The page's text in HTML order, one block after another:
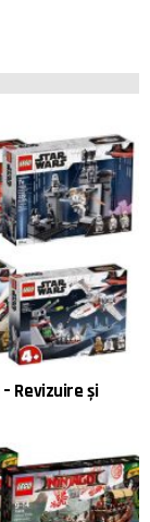
Revizuire și